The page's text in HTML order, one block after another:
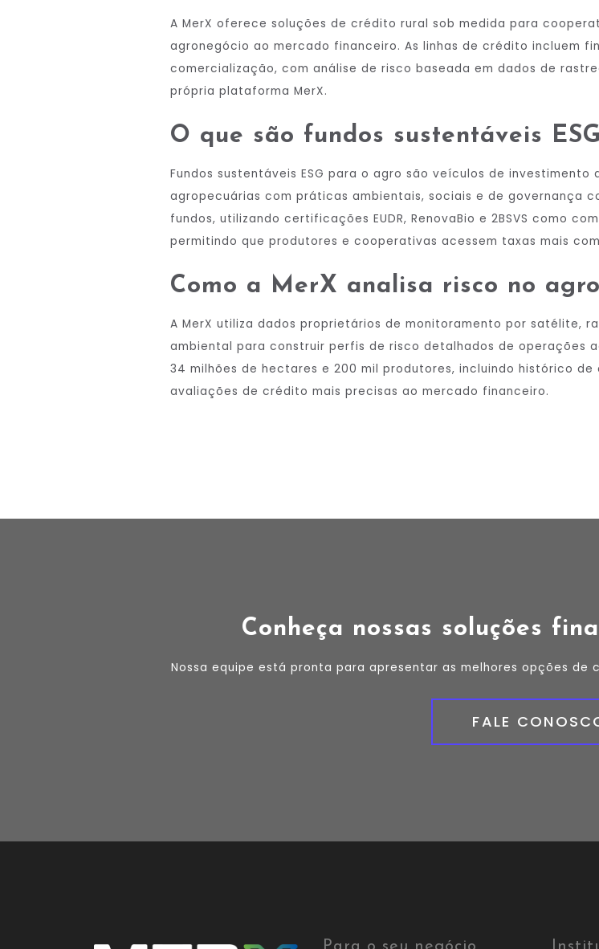
A MerX oferece soluções de crédito rural sob medida para
agronegócio ao mercado financeiro. As linhas de crédito incluem
comercialização, com análise de risco baseada em dados de
própria plataforma MerX.
O que são fundos sustentáveis
Fundos sustentáveis ESG para o agro são veículos de
agropecuárias com práticas ambientais, sociais e de governança
fundos, utilizando certificações EUDR, RenovaBio e 2BSVS como
permitindo que produtores e cooperativas acessem taxas mais
Como a MerX analisa risco no
A MerX utiliza dados proprietários de monitoramento por satélite,
ambiental para construir perfis de risco detalhados de operações
34 milhões de hectares e 200 mil produtores, incluindo histórico de
avaliações de crédito mais precisas ao mercado financeiro.
Conheça nossas soluções
Nossa equipe está pronta para apresentar as melhores opções
FALE